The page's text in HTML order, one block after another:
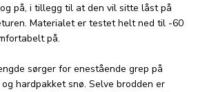
på, i tillegg til at den vil sitte låst på
Materialet er testet helt ned til -60
på.
sørger for enestående grep på
hardpakket snø. Selve brodden er